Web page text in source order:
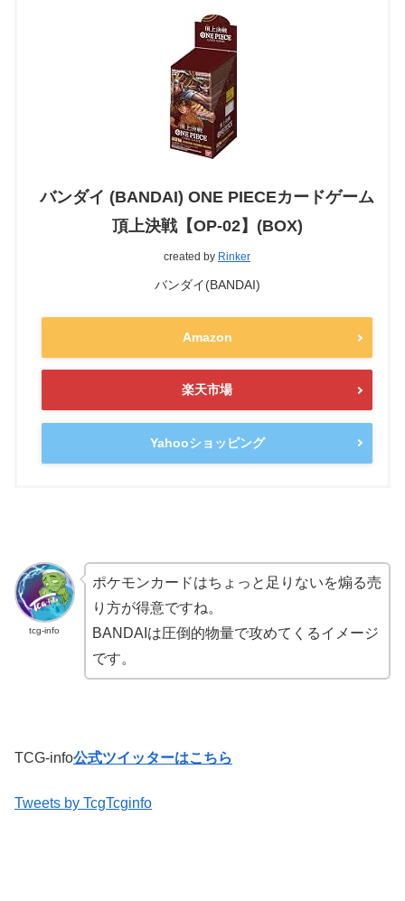
バンダイ (BANDAI) ONE PIECEカードゲーム
頂上決戦【OP-02】(BOX)
created by Rinker
バンダイ(BANDAI)
Amazon
楽天市場
Yahooショッピング
tcg-info
ポケモンカードはちょっと足りないを煽る売
り方が得意ですね。
BANDAIは圧倒的物量で攻めてくるイメージ
です。
TCG-info公式ツイッターはこちら
Tweets by TcgTcginfo